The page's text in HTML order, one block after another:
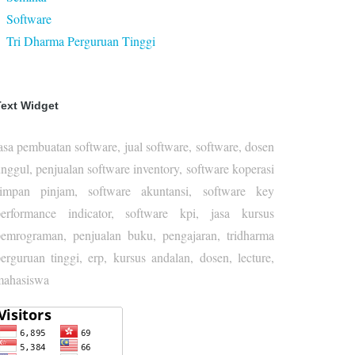
Software
Tri Dharma Perguruan Tinggi
Widget
pembuatan software, jual software, software, dosen
penjualan software inventory, software koperasi
pinjam, software akuntansi, software key
indicator, software kpi, jasa kursus
penjualan buku, pengajaran, tridharma
tinggi, erp, kursus andalan, dosen, lecture,